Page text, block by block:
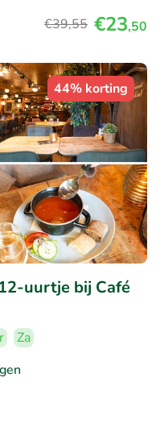
€39,55 €23,50
44% korting
uurtje bij Café
Za